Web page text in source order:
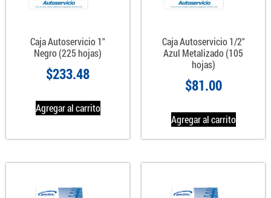
Caja Autoservicio 1″
Negro (225 hojas)
$233.48
Agregar al carrito
Caja Autoservicio 1/2″
Azul Metalizado (105
hojas)
$81.00
Agregar al carrito